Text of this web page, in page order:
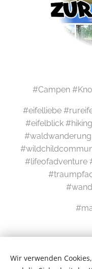
#Campen
#eifelliebe
#eifelblick
#lifeofadventure
Wir verwenden